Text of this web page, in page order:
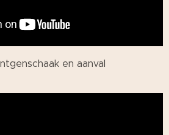
en aanval